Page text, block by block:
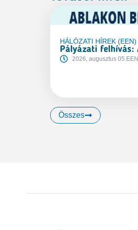
HÁLÓZATI HÍREK (EEN)
Pályázati felhívás:
2026, augusztus 05.
Összes